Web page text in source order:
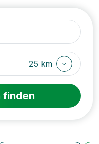
25 km
finden